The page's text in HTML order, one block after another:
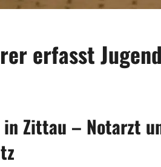
erfasst
Zittau – Notarzt